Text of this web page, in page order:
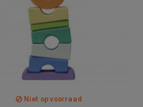
Niet op voorraad